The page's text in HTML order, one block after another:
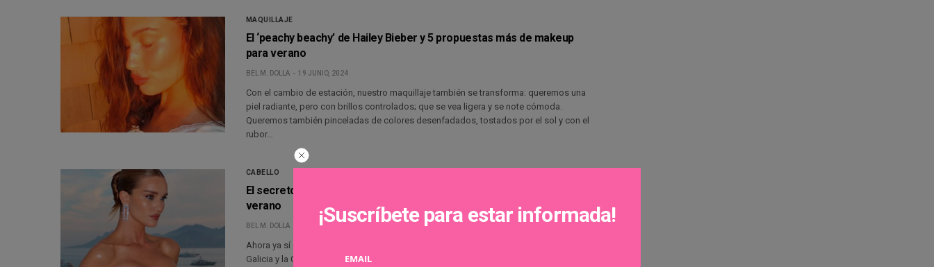
MAQUILLAJE
El ‘peachy beachy’ de Hailey Bieber y 5 propuestas más de makeup
para verano
BEL M. DOLLA 19 JUNIO, 2024
Con el cambio de estación, nuestro maquillaje también se transforma: queremos una
piel radiante, pero con brillos controlados; que se vea ligera y se note cómoda.
Queremos también pinceladas de colores desenfadados, tostados por el sol y con el
rubor…
CABELLO
El secreto está en los detalles: peinados fáciles para las noches de
verano
BEL M. DOLLA 17 JUNIO, 2024
Ahora ya sí que sí, en pocos días ¡llega el verano! En comunidades como Cataluña,
Galicia y la Comunidad Valenciana lo celebraremos por todo lo alto con nuestra fiesta
¡Suscríbete para estar informada!
EMAIL